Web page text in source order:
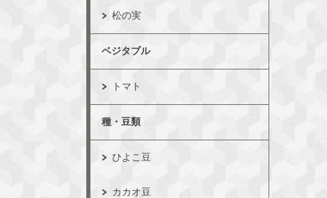
松の実
ベジタブル
トマト
種・豆類
ひよこ豆
カカオ豆